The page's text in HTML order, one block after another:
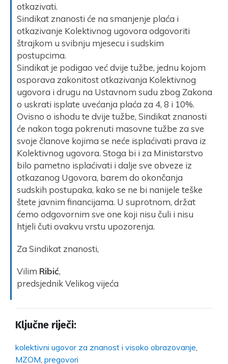
otkazivati.
Sindikat znanosti će na smanjenje plaća i
otkazivanje Kolektivnog ugovora odgovoriti
štrajkom u svibnju mjesecu i sudskim
postupcima.
Sindikat je podigao već dvije tužbe, jednu kojom
osporava zakonitost otkazivanja Kolektivnog
ugovora i drugu na Ustavnom sudu zbog Zakona
o uskrati isplate uvećanja plaća za 4, 8 i 10%.
Ovisno o ishodu te dvije tužbe, Sindikat znanosti
će nakon toga pokrenuti masovne tužbe za sve
svoje članove kojima se neće isplaćivati prava iz
Kolektivnog ugovora. Stoga bi i za Ministarstvo
bilo pametno isplaćivati i dalje sve obveze iz
otkazanog Ugovora, barem do okončanja
sudskih postupaka, kako se ne bi nanijele teške
štete javnim financijama. U suprotnom, držat
ćemo odgovornim sve one koji nisu čuli i nisu
htjeli čuti ovakvu vrstu upozorenja.
Za Sindikat znanosti,
Vilim Ribić,
predsjednik Velikog vijeća
Ključne riječi:
kolektivni ugovor za znanost i visoko obrazovanje
MZOM pregovori